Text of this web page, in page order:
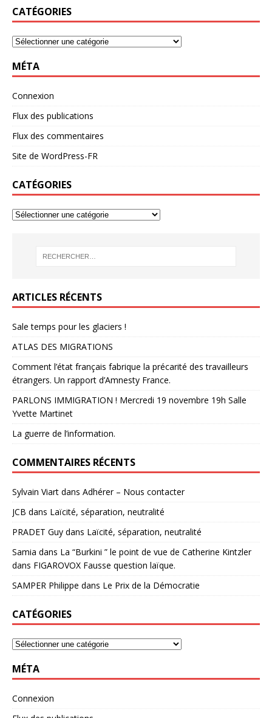
CATÉGORIES
MÉTA
Connexion
Flux des publications
Flux des commentaires
Site de WordPress-FR
CATÉGORIES
ARTICLES RÉCENTS
Sale temps pour les glaciers !
ATLAS DES MIGRATIONS
Comment l’état français fabrique la précarité des travailleurs
étrangers. Un rapport d’Amnesty France.
PARLONS IMMIGRATION ! Mercredi 19 novembre 19h Salle
Yvette Martinet
La guerre de l’information.
COMMENTAIRES RÉCENTS
Sylvain Viart dans Adhérer – Nous contacter
JCB dans Laïcité, séparation, neutralité
PRADET Guy dans Laïcité, séparation, neutralité
Samia dans La “Burkini ” le point de vue de Catherine Kintzler
dans FIGAROVOX Fausse question laïque.
SAMPER Philippe dans Le Prix de la Démocratie
CATÉGORIES
MÉTA
Connexion